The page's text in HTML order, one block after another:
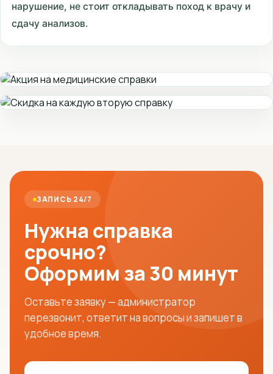
нарушение, не стоит откладывать поход к врачу и
сдачу анализов.
ЗАПИСЬ 24/7
Нужна справка
срочно?
Оформим за 30 минут
Оставьте заявку — администратор
перезвонит, ответит на вопросы и запишет в
удобное время.